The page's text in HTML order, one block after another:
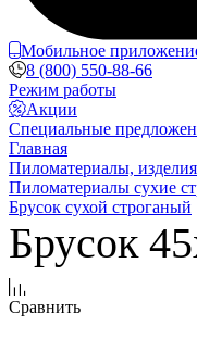
Мобильное
8 (800) 550-88-66
Режим работы
Акции
Специальные
Главная
Пиломатериалы,
Пиломатериалы сухие
Брусок сухой строганый
Брусок
Сравнить